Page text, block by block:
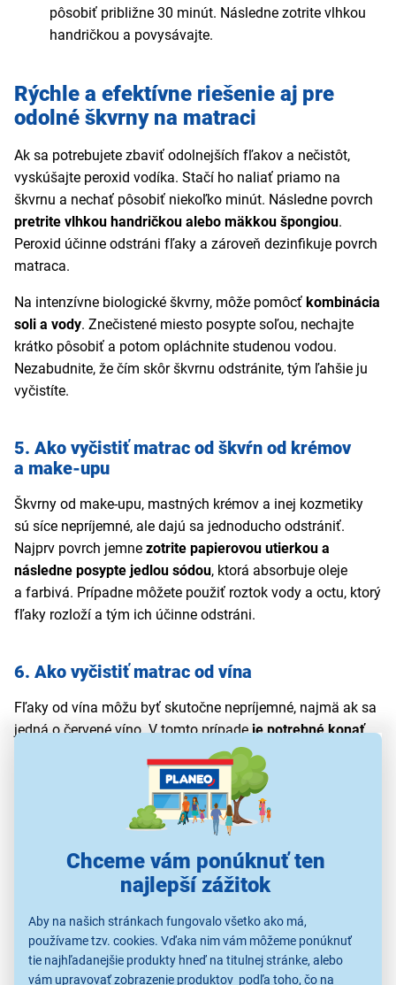
Chceme vám ponúknuť ten
najlepší zážitok
Aby na našich stránkach fungovalo všetko ako má,
používame tzv. cookies. Vďaka nim vám môžeme ponúknuť
tie najhľadanejšie produkty hneď na titulnej stránke, alebo
vám upravovať zobrazenie produktov podľa toho, čo na
pôsobiť približne 30 minút. Následne zotrite vlhkou
handričkou a povysávajte.
Rýchle a efektívne riešenie aj pre
odolné škvrny na matraci
Ak sa potrebujete zbaviť odolnejších fľakov a nečistôt,
vyskúšajte peroxid vodíka. Stačí ho naliať priamo na
škvrnu a nechať pôsobiť niekoľko minút. Následne povrch
pretrite vlhkou handričkou alebo mäkkou špongiou.
Peroxid účinne odstráni fľaky a zároveň dezinfikuje povrch
matraca.
Na intenzívne biologické škvrny, môže pomôcť kombinácia
soli a vody. Znečistené miesto posypte soľou, nechajte
krátko pôsobiť a potom opláchnite studenou vodou.
Nezabudnite, že čím skôr škvrnu odstránite, tým ľahšie ju
vyčistíte.
5. Ako vyčistiť matrac od škvŕn od krémov
a make-upu
Škvrny od make-upu, mastných krémov a inej kozmetiky
sú síce nepríjemné, ale dajú sa jednoducho odstrániť.
Najprv povrch jemne zotrite papierovou utierkou a
následne posypte jedlou sódou, ktorá absorbuje oleje
a farbivá. Prípadne môžete použiť roztok vody a octu, ktorý
fľaky rozloží a tým ich účinne odstráni.
6. Ako vyčistiť matrac od vína
Fľaky od vína môžu byť skutočne nepríjemné, najmä ak sa
jedná o červené víno. V tomto prípadeje potrebné konať
použite suchú svetlú handričku alebo
papierovú utierku na odsatie čo najväčšieho množstva
. Na absorbovanie červenej farby a zabránenie jej
prenikaniu hlbšie do vlákien matraca nasypte na matrac
Na odolné fľaky od vínapomôže citrónová šťava
aplikujte priamo na povrch. Hubkou matrac dôkladne
očistite a nechajte zmes chvíľu pôsobiť, aby ste
dosiahli čo najlepšie výsledky.
Ďalšou možnosťou jeperoxid vodíka , ktorý zabráni